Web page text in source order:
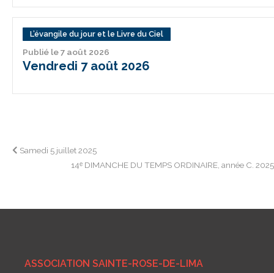
L’évangile du jour et le Livre du Ciel
Publié le 7 août 2026
Vendredi 7 août 2026
Navigation
l’article
Samedi 5 juillet 2025
14ᵉ DIMANCHE DU TEMPS ORDINAIRE, année C.
ASSOCIATION SAINTE-ROSE-DE-LIMA